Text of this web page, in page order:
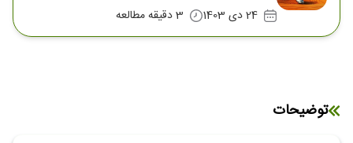
24 دی 1403 3 دقیقه مطالعه
توضیحات